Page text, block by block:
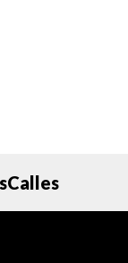
estará a unos
p.m. ET el
siglo ocurrirá el
vecino celeste